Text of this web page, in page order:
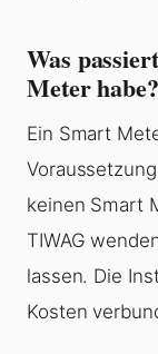
Was
Meter habe?
Ein Smart
keinen Smart
TIWAG
lassen. Die
Kosten